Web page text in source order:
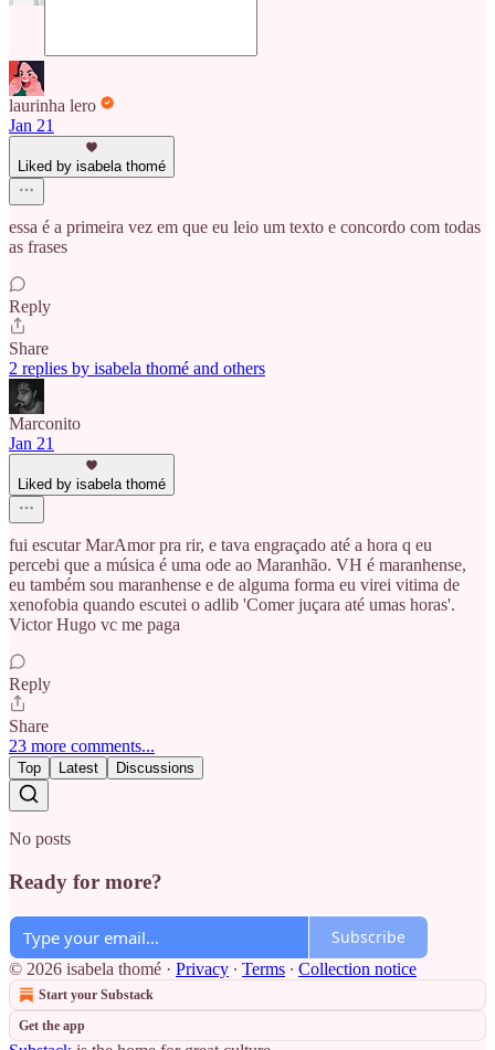
laurinha lero
Jan 21
Liked by isabela thomé
essa é a primeira vez em que eu leio um texto e concordo com todas
as frases
Reply
Share
2 replies by isabela thomé and others
Marconito
Jan 21
Liked by isabela thomé
fui escutar MarAmor pra rir, e tava engraçado até a hora q eu
percebi que a música é uma ode ao Maranhão. VH é maranhense,
eu também sou maranhense e de alguma forma eu virei vitima de
xenofobia quando escutei o adlib 'Comer juçara até umas horas'.
Victor Hugo vc me paga
Reply
Share
23 more comments...
Top Latest Discussions
No posts
Ready for more?
Subscribe
© 2026 isabela thomé · Privacy ∙ Terms ∙ Collection notice
Start your Substack
Get the app